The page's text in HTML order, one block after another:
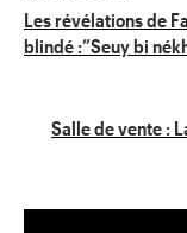
Navigation
de
Les révélations de
blindé :”Seuy bi
Salle de vente :